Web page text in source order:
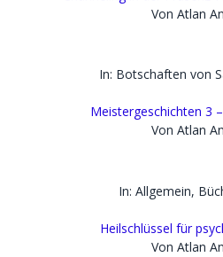
Von Atlan
In: Botschaften von
Meistergeschichten 3
Von Atlan
In: Allgemein,
Heilschlüssel für
Von Atlan